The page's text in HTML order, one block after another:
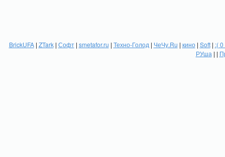
BrickUFA| ZTark| Софт| smetafor.ru | Техно-Голод | ЧеЧу.Ru | кино| Soft| :(
РУша | |